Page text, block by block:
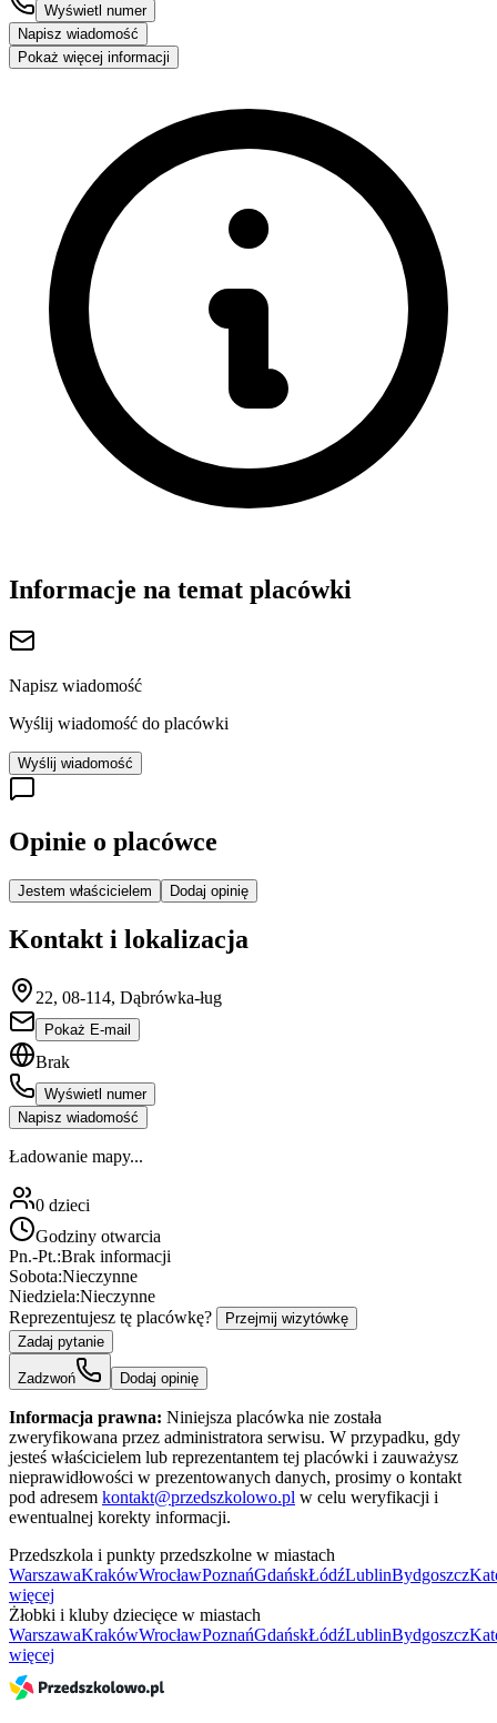
Wyświetl numer
Napisz wiadomość
Pokaż więcej informacji
Informacje na temat placówki
Napisz wiadomość
Wyślij wiadomość do placówki
Wyślij wiadomość
Opinie o placówce
Jestem właścicielem Dodaj opinię
Kontakt i lokalizacja
22, 08-114, Dąbrówka-ług
Pokaż E-mail
Brak
Wyświetl numer
Napisz wiadomość
Ładowanie mapy...
0 dzieci
Godziny otwarcia
Pn.-Pt.:Brak informacji
Sobota:Nieczynne
Niedziela:Nieczynne
Reprezentujesz tę placówkę?
Przejmij wizytówkę
Zadaj pytanie
Zadzwoń Dodaj opinię
Informacja prawna: Niniejsza placówka nie została
zweryfikowana przez administratora serwisu. W przypadku, gdy
jesteś właścicielem lub reprezentantem tej placówki i zauważysz
nieprawidłowości w prezentowanych danych, prosimy o kontakt
pod adresem kontakt@przedszkolowo.pl w celu weryfikacji i
ewentualnej korekty informacji.
Przedszkola i punkty przedszkolne w miastach
WarszawaKrakówWrocławPoznańGdańskŁódźLublinBydgoszcz
więcej
Żłobki i kluby dziecięce w miastach
WarszawaKrakówWrocławPoznańGdańskŁódźLublinBydgoszcz
więcej